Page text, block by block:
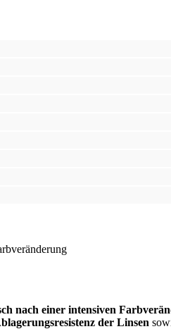
nach einer intensiven
der Linsen